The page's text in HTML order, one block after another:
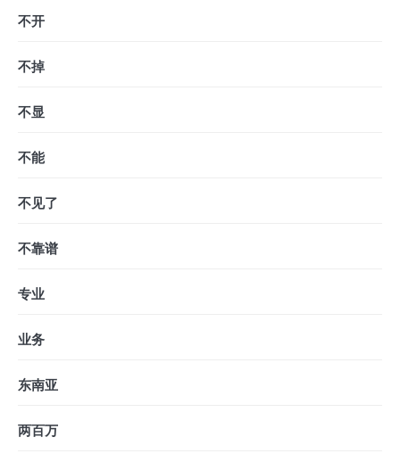
不开
不掉
不显
不能
不见了
不靠谱
专业
业务
东南亚
两百万